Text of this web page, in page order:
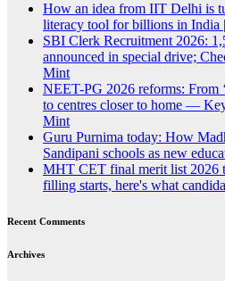
How an idea from IIT Delhi is
literacy tool for billions in India
SBI Clerk Recruitment 2026:
announced in special drive;
Mint
NEET-PG 2026 reforms: From
to centres closer to home —
Mint
Guru Purnima today: How
Sandipani schools as new
MHT CET final merit list 2026
filling starts, here's what
Recent Comments
Archives